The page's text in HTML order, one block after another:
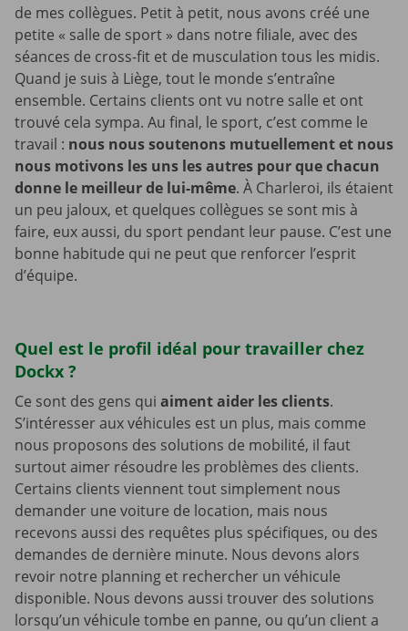
de mes collègues. Petit à petit, nous avons créé une
petite « salle de sport » dans notre filiale, avec des
séances de cross-fit et de musculation tous les midis.
Quand je suis à Liège, tout le monde s’entraîne
ensemble. Certains clients ont vu notre salle et ont
trouvé cela sympa. Au final, le sport, c’est comme le
travail : nous nous soutenons mutuellement et nous
nous motivons les uns les autres pour que chacun
donne le meilleur de lui-même. À Charleroi, ils étaient
un peu jaloux, et quelques collègues se sont mis à
faire, eux aussi, du sport pendant leur pause. C’est une
bonne habitude qui ne peut que renforcer l’esprit
d’équipe.
Quel est le profil idéal pour travailler chez
Dockx ?
Ce sont des gens qui aiment aider les clients.
S’intéresser aux véhicules est un plus, mais comme
nous proposons des solutions de mobilité, il faut
surtout aimer résoudre les problèmes des clients.
Certains clients viennent tout simplement nous
demander une voiture de location, mais nous
recevons aussi des requêtes plus spécifiques, ou des
demandes de dernière minute. Nous devons alors
revoir notre planning et rechercher un véhicule
disponible. Nous devons aussi trouver des solutions
lorsqu’un véhicule tombe en panne, ou qu’un client a